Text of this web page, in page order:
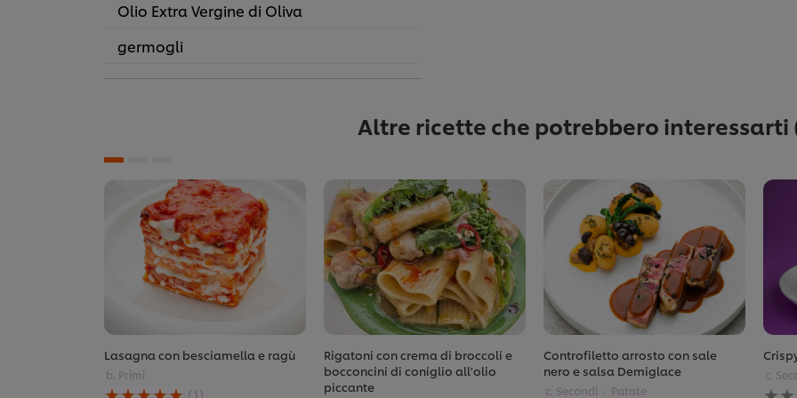
Olio Extra Vergine di Oliva
germogli
Altre ricette che potrebbero interessarti
Lasagna con besciamella e ragù
b. Primi
La
(1)
Rigatoni con crema di broccoli e
bocconcini di coniglio all'olio
piccante
Controfiletto arrosto con sale
nero e salsa Demiglace
c. Secondi Patate
c.